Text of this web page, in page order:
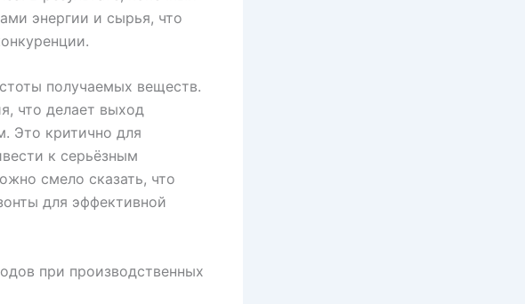
энергии и сырья, что
получаемых веществ.
что делает выход
Это критично для
к серьёзным
смело сказать, что
для эффективной
при производственных